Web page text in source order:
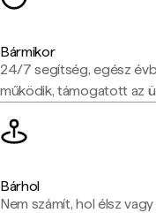
Bármikor
24/7 segítség, egész
működik, támogatott az
Bárhol
Nem számít, hol élsz